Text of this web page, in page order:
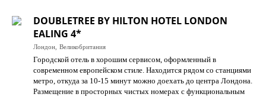
Цены дня
Страны
Как купить
О нас
DOUBLETREE BY HILTON HOTEL LONDON
EALING 4*
Лондон, Великобритания
Городской отель в хорошим сервисом, оформленный в
современном европейском стиле. Находится рядом со станциями
метро, откуда за 10-15 минут можно доехать до центра Лондона.
Размещение в просторных чистых номерах с функциональным